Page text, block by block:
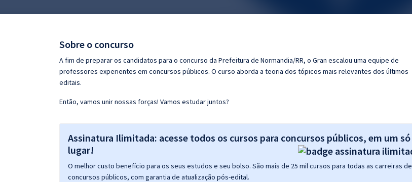
Questões grátis
Conteúdo gratuito
Sobre o concurso
A fim de preparar os candidatos para o concurso da Prefeitura de Normandia/RR, o Gran escalou uma equipe de
professores experientes em concursos públicos. O curso aborda a teoria dos tópicos mais relevantes dos últimos
editais.
Então, vamos unir nossas forças! Vamos estudar juntos?
Assinatura Ilimitada: acesse todos os cursos para concursos públicos, em um só
lugar!
O melhor custo benefício para os seus estudos e seu bolso. São mais de 25 mil cursos para todas as carreiras de
concursos públicos, com garantia de atualização pós-edital.